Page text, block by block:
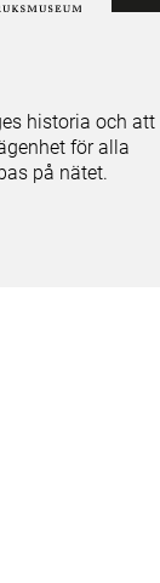
historia och att
för alla
på nätet.